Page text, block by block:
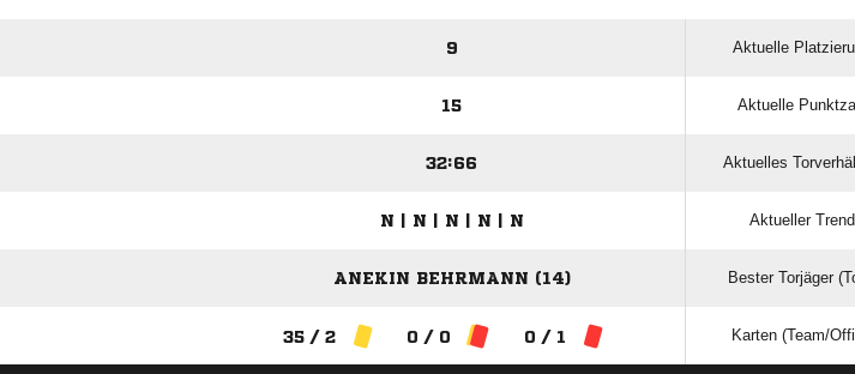
9 Aktuelle
15 Aktuelle
32:66 Aktuelles
N | N | N | N | N Aktueller Trend
ANEKIN BEHRMANN (14) Bester Torjäger
35 / 2 0 / 0 0 / 1 Karten (Team/